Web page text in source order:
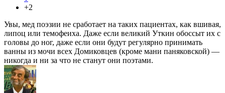
+2
Увы, мед поэзии не сработает на таких пациентах, как вшивая,
липоц или темофеиха. Даже если великий Уткин обоссыт их с
головы до ног, даже если они будут регулярно принимать
ванны из мочи всех Домиковцев (кроме мани паняковской) —
никогда и ни за что не станут они поэтами.